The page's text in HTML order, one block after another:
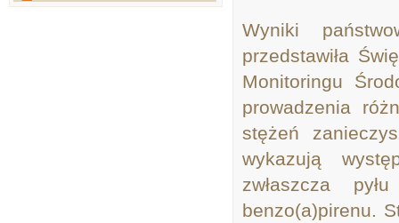
Wyniki
przedstawiła
Monitoringu
prowadzenia
stężeń
wykazują
zwłaszcza
benzo(a)pirenu.